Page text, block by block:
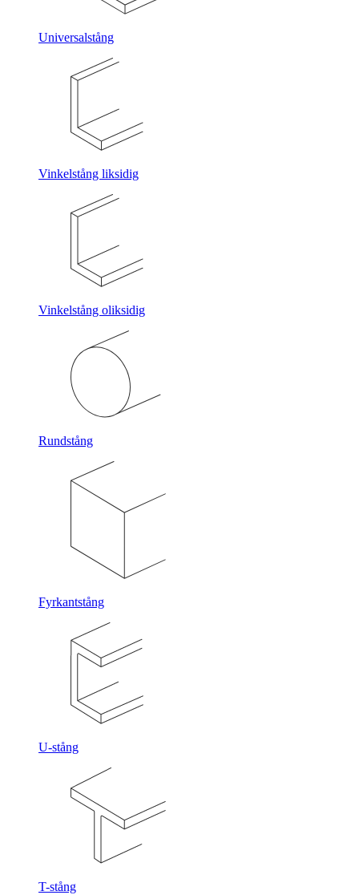
Universalstång
Vinkelstång liksidig
Vinkelstång oliksidig
Rundstång
Fyrkantstång
U-stång
T-stång